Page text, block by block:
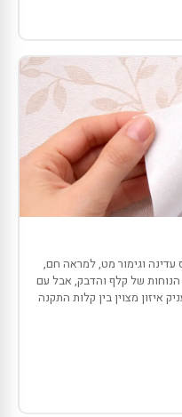
וגימור מט, למראה חם,
הנוחות של קלף והדבק, אבל עם
איזון מצוין בין קלות התקנה